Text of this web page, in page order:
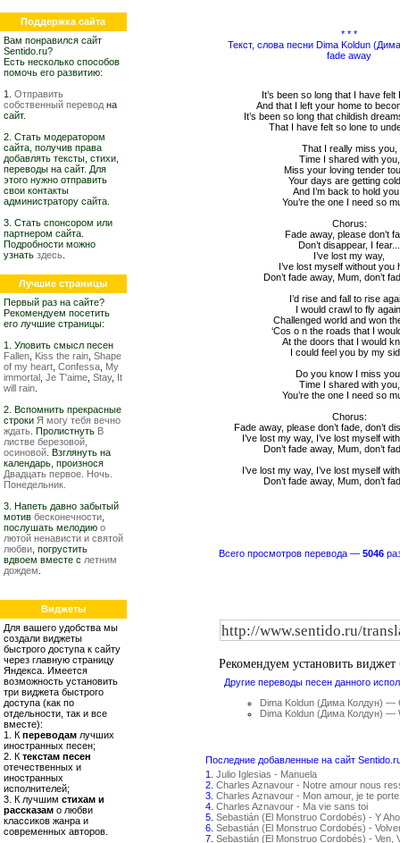
Поддержка сайта
Вам понравился сайт
Sentido.ru?
Есть несколько способов
помочь его развитию:
1. Отправить
собственный перевод на
сайт.
2. Стать модератором
сайта, получив права
добавлять тексты, стихи,
переводы на сайт. Для
этого нужно отправить
свои контакты
администратору сайта.
3. Стать спонсором или
партнером сайта.
Подробности можно
узнать здесь
Лучшие страницы
Первый раз на сайте?
Рекомендуем посетить
его лучшие страницы:
1. Уловить смысл песен
Fallen Kiss the rain Shape
of my heart Confessa My
immortal Je T'aime Stay, It
will rain
2. Вспомнить прекрасные
строки Я могу тебя вечно
ждать . Пролистнуть В
листве березовой,
осиновой . Взглянуть на
календарь, произнося
Двадцать первое. Ночь.
Понедельник.
3. Напеть давно забытый
мотив бесконечности
послушать мелодию о
лютой ненависти и святой
любви , погрустить
вдвоем вместе с летним
дождем
Виджеты
Для вашего удобства мы
создали виджеты
быстрого доступа к сайту
через главную страницу
Яндекса. Имеется
возможность установить
три виджета быстрого
доступа (как по
отдельности, так и все
вместе):
1. К переводам лучших
иностранных песен;
2. К текстам песен
отечественных и
иностранных
исполнителей;
3. К лучшим стихам и
рассказам о любви
классиков жанра и
современных авторов.
* * *
Текст, слова песни Dima Koldun
fade away
It’s been so long that I have felt
And that I left your home to
It’s been so long that childish
That I have felt so lone to
That I really miss you,
Time I shared with you,
Miss your loving tender
Your days are getting
And I’m back to hold
You’re the one I need so
Chorus:
Fade away, please don’t
Don’t disappear, I fear...
I’ve lost my way,
I’ve lost myself without you
Don’t fade away, Mum, don’t
I’d rise and fall to rise
I would crawl to fly
Challenged world and won
‘Cos o n the roads that I
At the doors that I would
I could feel you by my
Do you know I miss
Time I shared with you,
You’re the one I need so
Chorus:
Fade away, please don’t fade, don’t
I’ve lost my way, I’ve lost myself
Don’t fade away, Mum, don’t
I’ve lost my way, I’ve lost myself
Don’t fade away, Mum, don’t
Всего просмотров перевода —5046
Рекомендуем установить виджет
Другие переводы песен данного
Dima Koldun (Дима Колдун) —
Dima Koldun (Дима Колдун) —
Последние добавленные на сайт
1. Julio Iglesias - Manuela
2. Charles Aznavour - Notre amour nous
3. Charles Aznavour - Mon amour, je te
4. Charles Aznavour - Ma vie sans toi
5. Sebastián (El Monstruo Cordobés) - Y
6. Sebastián (El Monstruo Cordobés) -
7. Sebastián (El Monstruo Cordobés) - Ven,